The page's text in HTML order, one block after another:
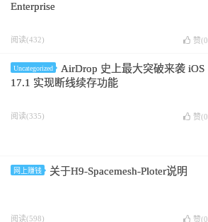
Enterprise
阅读(432) 赞(0
Uncategorized
AirDrop 史上最大突破来袭 iOS
17.1 实现断线续存功能
阅读(335) 赞(0
网上赚钱 关于H9-Spacemesh-Ploter说明
阅读(598) 赞(0